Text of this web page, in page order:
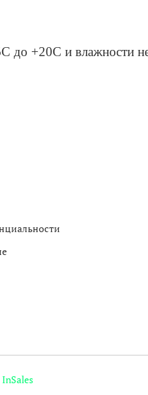
до +20С и влажности